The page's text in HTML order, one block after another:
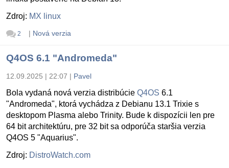
Zdroj: MX linux
2 | Nová verzia
Q4OS 6.1 "Andromeda"
12.09.2025 | 22:07 | Pavel
Bola vydaná nová verzia distribúcie Q4OS 6.1
"Andromeda", ktorá vychádza z Debianu 13.1 Trixie s
desktopom Plasma alebo Trinity. Bude k dispozícii len pre
64 bit architektúru, pre 32 bit sa odporúča staršia verzia
Q4OS 5 "Aquarius".
Zdroj: DistroWatch.com